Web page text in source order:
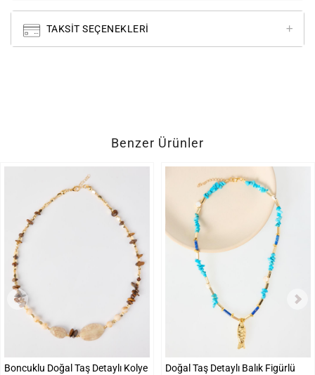
TAKSIT SEÇENEKLERI
Benzer Ürünler
Boncuklu Doğal Taş Detaylı Kolye
Doğal Taş Detaylı Balık Figürlü